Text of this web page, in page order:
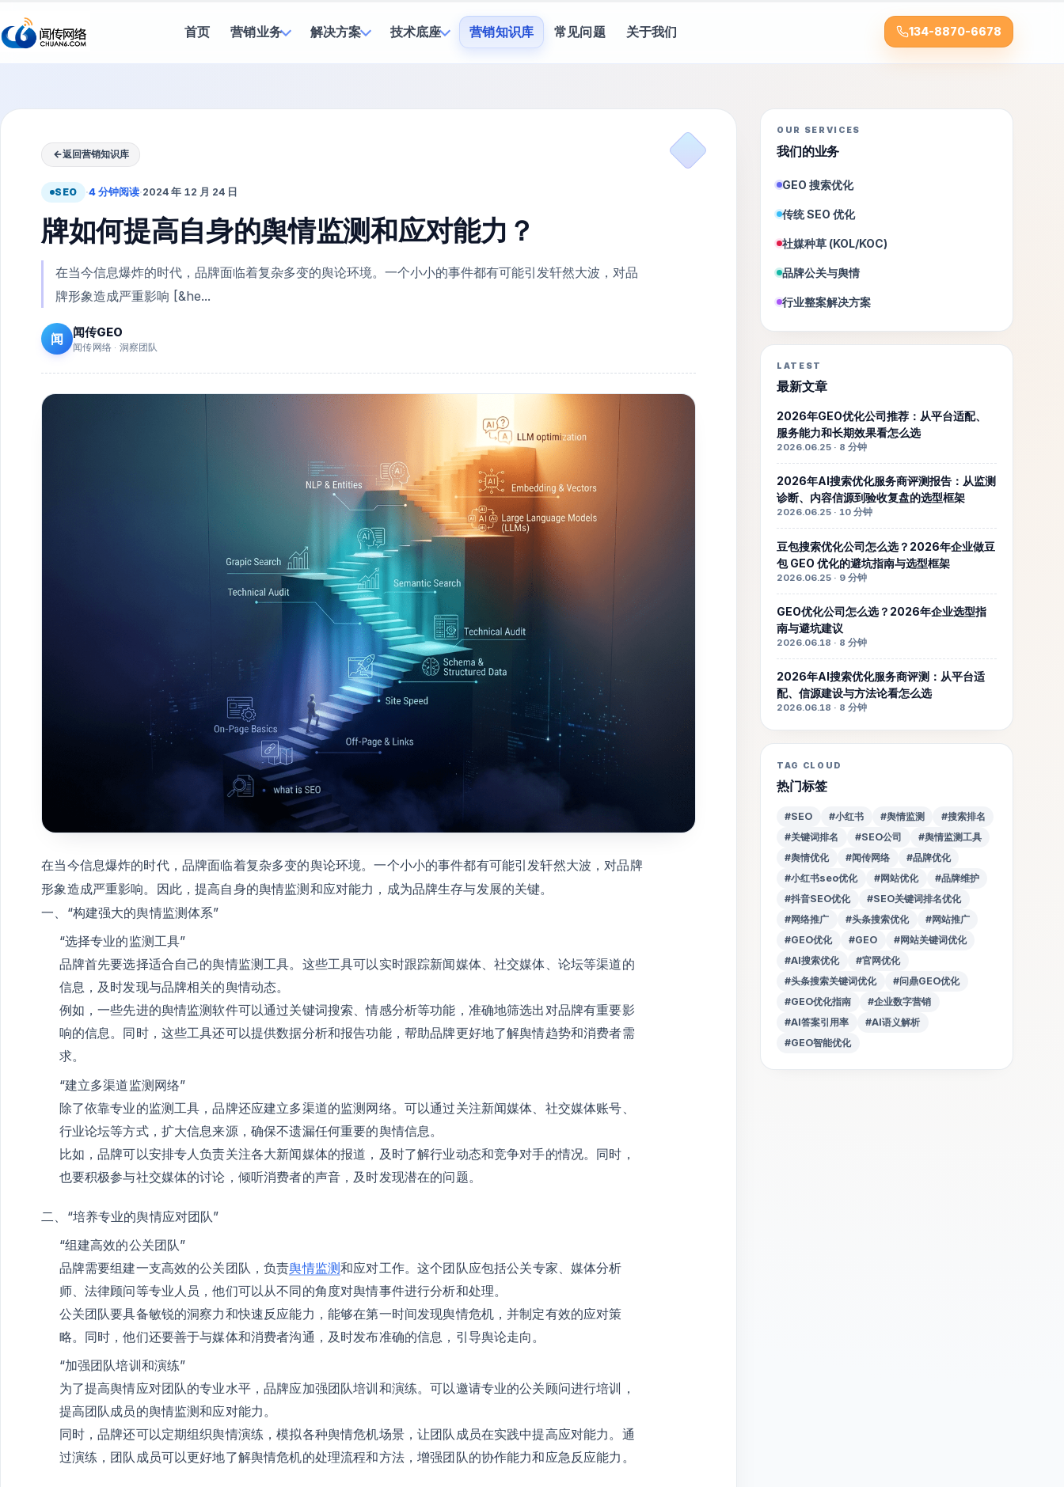
首页 营销业务 解决方案 技术底座 营销知识库 常见问题 关于我们 134-8870-6678
←返回营销知识库
SEO ·4 分钟阅读·2024 年 12 月 24 日
牌如何提高自身的舆情监测和应对能力？
在当今信息爆炸的时代，品牌面临着复杂多变的舆论环境。一个小小的事件都有可能引发轩然大波，对品
牌形象造成严重影响 [&he...
闻 闻传GEO
闻传网络 · 洞察团队
在当今信息爆炸的时代，品牌面临着复杂多变的舆论环境。一个小小的事件都有可能引发轩然大波，对品牌
形象造成严重影响。因此，提高自身的舆情监测和应对能力，成为品牌生存与发展的关键。
一、“构建强大的舆情监测体系”
“选择专业的监测工具”
品牌首先要选择适合自己的舆情监测工具。这些工具可以实时跟踪新闻媒体、社交媒体、论坛等渠道的
信息，及时发现与品牌相关的舆情动态。
例如，一些先进的舆情监测软件可以通过关键词搜索、情感分析等功能，准确地筛选出对品牌有重要影
响的信息。同时，这些工具还可以提供数据分析和报告功能，帮助品牌更好地了解舆情趋势和消费者需
求。
“建立多渠道监测网络”
除了依靠专业的监测工具，品牌还应建立多渠道的监测网络。可以通过关注新闻媒体、社交媒体账号、
行业论坛等方式，扩大信息来源，确保不遗漏任何重要的舆情信息。
比如，品牌可以安排专人负责关注各大新闻媒体的报道，及时了解行业动态和竞争对手的情况。同时，
也要积极参与社交媒体的讨论，倾听消费者的声音，及时发现潜在的问题。
二、“培养专业的舆情应对团队”
“组建高效的公关团队”
品牌需要组建一支高效的公关团队，负责舆情监测和应对工作。这个团队应包括公关专家、媒体分析
师、法律顾问等专业人员，他们可以从不同的角度对舆情事件进行分析和处理。
公关团队要具备敏锐的洞察力和快速反应能力，能够在第一时间发现舆情危机，并制定有效的应对策
略。同时，他们还要善于与媒体和消费者沟通，及时发布准确的信息，引导舆论走向。
“加强团队培训和演练”
为了提高舆情应对团队的专业水平，品牌应加强团队培训和演练。可以邀请专业的公关顾问进行培训，
提高团队成员的舆情监测和应对能力。
同时，品牌还可以定期组织舆情演练，模拟各种舆情危机场景，让团队成员在实践中提高应对能力。通
过演练，团队成员可以更好地了解舆情危机的处理流程和方法，增强团队的协作能力和应急反应能力。
OUR SERVICES
我们的业务
GEO 搜索优化
传统 SEO 优化
社媒种草 (KOL/KOC)
品牌公关与舆情
行业整案解决方案
LATEST
最新文章
2026年GEO优化公司推荐：从平台适配、
服务能力和长期效果看怎么选
2026.06.25 · 8 分钟
2026年AI搜索优化服务商评测报告：从监测
诊断、内容信源到验收复盘的选型框架
2026.06.25 · 10 分钟
豆包搜索优化公司怎么选？2026年企业做豆
包 GEO 优化的避坑指南与选型框架
2026.06.25 · 9 分钟
GEO优化公司怎么选？2026年企业选型指
南与避坑建议
2026.06.18 · 8 分钟
2026年AI搜索优化服务商评测：从平台适
配、信源建设与方法论看怎么选
2026.06.18 · 8 分钟
TAG CLOUD
热门标签
#SEO #小红书 #舆情监测
#搜索排名
#关键词排名
#SEO公司
#舆情监测工具
#舆情优化
#闻传网络
#品牌优化
#小红书seo优化
#网站优化
#品牌维护
#抖音SEO优化
#SEO关键词排名优化
#网络推广
#头条搜索优化
#网站推广
#GEO优化
#GEO
#网站关键词优化
#AI搜索优化
#官网优化
#头条搜索关键词优化
#问鼎GEO优化
#GEO优化指南
#企业数字营销
#AI答案引用率
#AI语义解析
#GEO智能优化